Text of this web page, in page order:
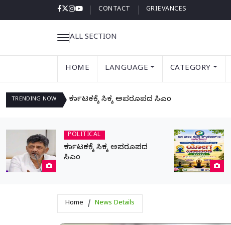
CONTACT GRIEVANCES
ALL SECTION
HOME LANGUAGE CATEGORY
TRENDING NOW ಕರ್ನಾಟಕಕ್ಕೆ ಸಿಕ್ಕ ಅಪರೂಪದ ಸಿಎಂ
POLITICAL
ಕರ್ನಾಟಕಕ್ಕೆ ಸಿಕ್ಕ ಅಪರೂಪದ
ಸಿಎಂ
Home News Details